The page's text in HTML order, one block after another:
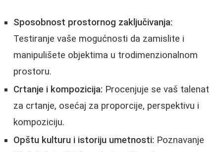
Sposobnost prostornog zaključivanja:
Testiranje vaše mogućnosti da zamislite i
manipulišete objektima u trodimenzionalnom
prostoru.
Crtanje i kompozicija: Procenjuje se vaš talenat
za crtanje, osećaj za proporcije, perspektivu i
kompoziciju.
Opštu kulturu i istoriju umetnosti: Poznavanje